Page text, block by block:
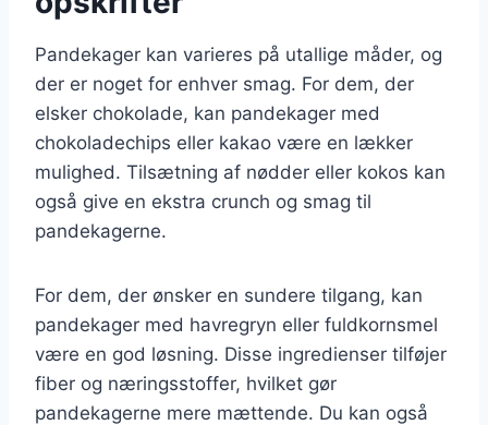
Pandekager kan varieres på utallige måder, og
der er noget for enhver smag. For dem, der
elsker chokolade, kan pandekager med
chokoladechips eller kakao være en lækker
mulighed. Tilsætning af nødder eller kokos kan
også give en ekstra crunch og smag til
pandekagerne.
For dem, der ønsker en sundere tilgang, kan
pandekager med havregryn eller fuldkornsmel
være en god løsning. Disse ingredienser tilføjer
fiber og næringsstoffer, hvilket gør
pandekagerne mere mættende. Du kan også